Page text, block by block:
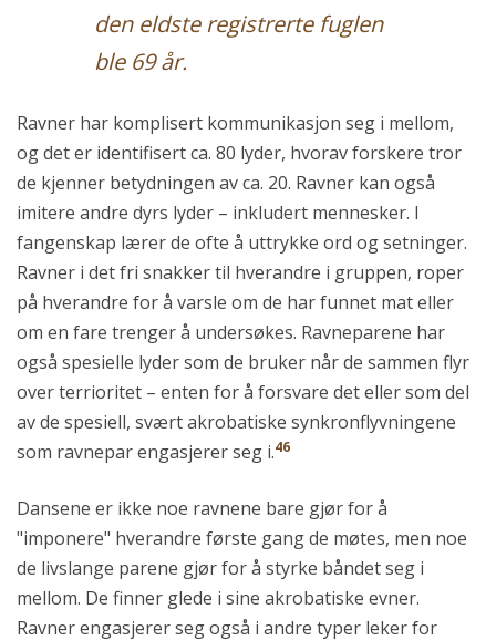
den eldste registrerte fuglen
ble 69 år.
Ravner har komplisert kommunikasjon seg i mellom,
og det er identifisert ca. 80 lyder, hvorav forskere tror
de kjenner betydningen av ca. 20. Ravner kan også
imitere andre dyrs lyder – inkludert mennesker. I
fangenskap lærer de ofte å uttrykke ord og setninger.
Ravner i det fri snakker til hverandre i gruppen, roper
på hverandre for å varsle om de har funnet mat eller
om en fare trenger å undersøkes. Ravneparene har
også spesielle lyder som de bruker når de sammen flyr
over terrioritet – enten for å forsvare det eller som del
av de spesiell, svært akrobatiske synkronflyvningene
som ravnepar engasjerer seg i.46
Dansene er ikke noe ravnene bare gjør for å
"imponere" hverandre første gang de møtes, men noe
de livslange parene gjør for å styrke båndet seg i
mellom. De finner glede i sine akrobatiske evner.
Ravner engasjerer seg også i andre typer leker for